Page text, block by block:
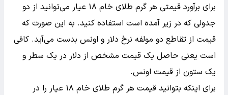
برای برآورد قیمتی هر گرم طلای خام ۱۸ عیار می‌توانید از دو
جدولی که در زیر آمده است استفاده کنید. به این صورت که
قیمت از تقاطع دو مولفه نرخ دلار و اونس بدست می‌آید. کافی
است یعنی حاصل یک قیمت مشخص از دلار در یک سطر و
یک ستون از قیمت اونس.
برای اینکه بتوانید قیمت هر گرم طلای خام ۱۸ عیار را در